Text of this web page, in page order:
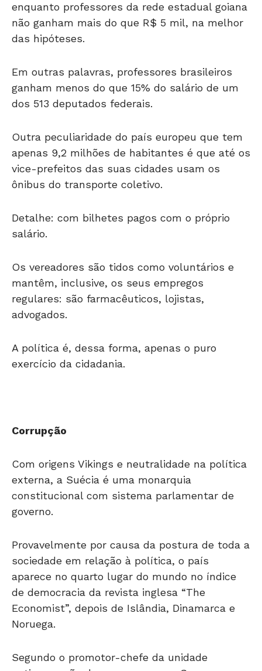
enquanto professores da rede estadual goiana
não ganham mais do que R$ 5 mil, na melhor
das hipóteses.
Em outras palavras, professores brasileiros
ganham menos do que 15% do salário de um
dos 513 deputados federais.
Outra peculiaridade do país europeu que tem
apenas 9,2 milhões de habitantes é que até os
vice-prefeitos das suas cidades usam os
ônibus do transporte coletivo.
Detalhe: com bilhetes pagos com o próprio
salário.
Os vereadores são tidos como voluntários e
mantêm, inclusive, os seus empregos
regulares: são farmacêuticos, lojistas,
advogados.
A política é, dessa forma, apenas o puro
exercício da cidadania.
Corrupção
Com origens Vikings e neutralidade na política
externa, a Suécia é uma monarquia
constitucional com sistema parlamentar de
governo.
Provavelmente por causa da postura de toda a
sociedade em relação à política, o país
aparece no quarto lugar do mundo no índice
de democracia da revista inglesa “The
Economist”, depois de Islândia, Dinamarca e
Noruega.
Segundo o promotor-chefe da unidade